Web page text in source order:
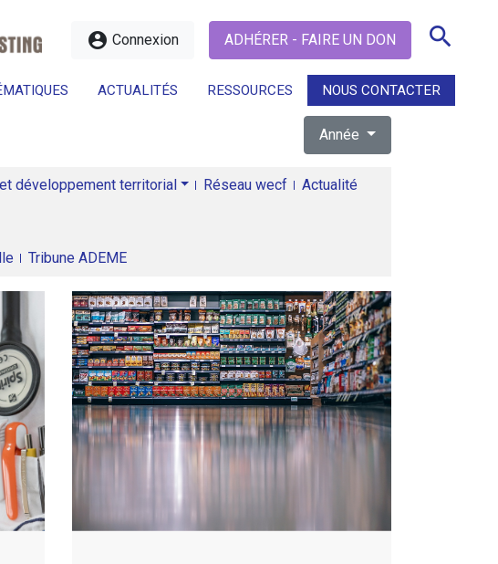
account_circle Connexion ADHÉRER - FAIRE UN DON search
ACTUALITÉS RESSOURCES NOUS CONTACTER
search
Année
développement territorial Réseau wecf Actualité
Tribune ADEME